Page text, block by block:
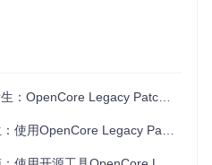
E4.2指
10年后机型
高
8GB及
Legacy Patcher全流程使用指南
Legacy Patcher实现系统升级的完整指南